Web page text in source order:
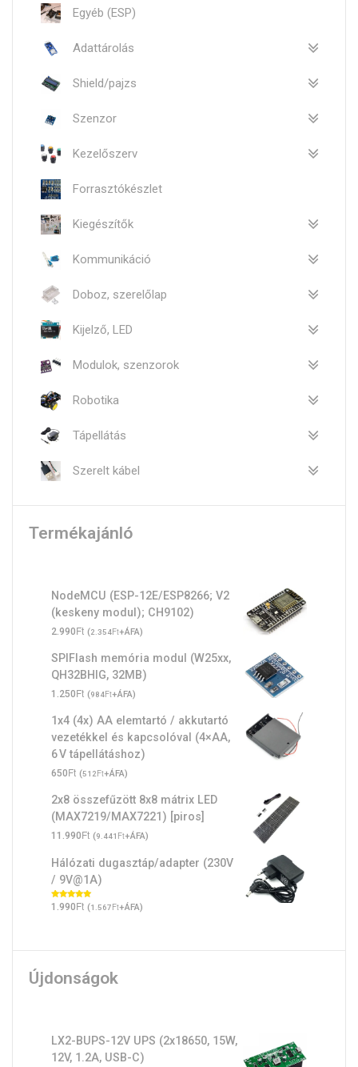
Egyéb (ESP)
Adattárolás
Shield/pajzs
Szenzor
Kezelőszerv
Forrasztókészlet
Kiegészítők
Kommunikáció
Doboz, szerelőlap
Kijelző, LED
Modulok, szenzorok
Robotika
Tápellátás
Szerelt kábel
Termékajánló
NodeMCU (ESP-12E/ESP8266; V2
(keskeny modul); CH9102)
2.990Ft (2.354Ft+ÁFA)
SPIFlash memória modul (W25xx,
QH32BHIG, 32MB)
1.250Ft (984Ft+ÁFA)
1x4 (4x) AA elemtartó / akkutartó
vezetékkel és kapcsolóval (4×AA,
6 V tápellátáshoz)
650Ft (512Ft+ÁFA)
2x8 összefűzött 8x8 mátrix LED
(MAX7219/MAX7221) [piros]
11.990Ft (9.441 Ft+ÁFA)
Hálózati dugasztáp/adapter (230V
/ 9V@1A)
Értékelés:
5.00 / 5
1.990Ft (1.567Ft+ÁFA)
Újdonságok
LX2-BUPS-12V UPS (2x18650, 15W,
12V, 1.2A, USB-C)